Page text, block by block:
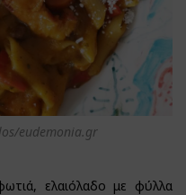
eudemonia.gr
ελαιόλαδο με φύλλα